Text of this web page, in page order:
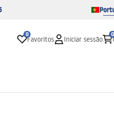
0
Favoritos Iniciar sessão
0